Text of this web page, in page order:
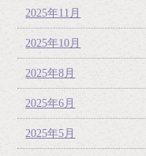
2025年11月
2025年10月
2025年8月
2025年6月
2025年5月